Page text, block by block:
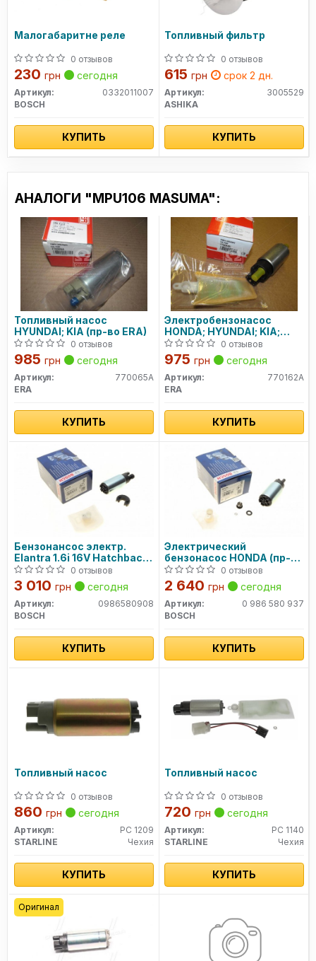
Малогабаритне pеле
0 отзывов
230 грн сегодня
Артикул:
0332011007
BOSCH
КУПИТЬ
Топливный фильтр
0 отзывов
615 грн срок 2 дн.
Артикул:
3005529
ASHIKA
КУПИТЬ
АНАЛОГИ "MPU106 MASUMA":
Топливный насос
HYUNDAI; KIA (пр-во ERA)
0 отзывов
985 грн сегодня
Артикул:
770065A
ERA
КУПИТЬ
Электробензонасос
HONDA; HYUNDAI; KIA;
TOYOTA (пр-во ERA)
0 отзывов
975 грн сегодня
Артикул:
770162A
ERA
КУПИТЬ
Бензонансос электр.
Elantra 1.6i 16V Hatchback
(OE-
311102D030;311100X000)
0986580908 BOSCH
0 отзывов
3 010 грн сегодня
Артикул:
0986580908
BOSCH
КУПИТЬ
Электрический
бензонасос HONDA (пр-во
Bosch)
0 отзывов
2 640 грн сегодня
Артикул:
0 986 580 937
BOSCH
КУПИТЬ
Топливный насос
0 отзывов
860 грн сегодня
Артикул:
PC 1209
STARLINE
Чехия
КУПИТЬ
Топливный насос
0 отзывов
720 грн сегодня
Артикул:
PC 1140
STARLINE
Чехия
КУПИТЬ
Оригинал